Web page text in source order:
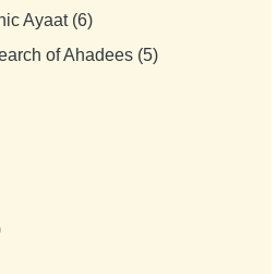
Ayaat (6)
of Ahadees (5)